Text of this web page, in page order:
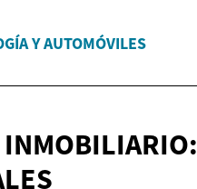
Y AUTOMÓVILES
INMOBILIARIO: